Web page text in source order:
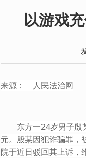
以游戏
来源： 人民法治网
东方一24岁男子
元。殷某因犯诈骗罪，
院于近日驳回其上诉，